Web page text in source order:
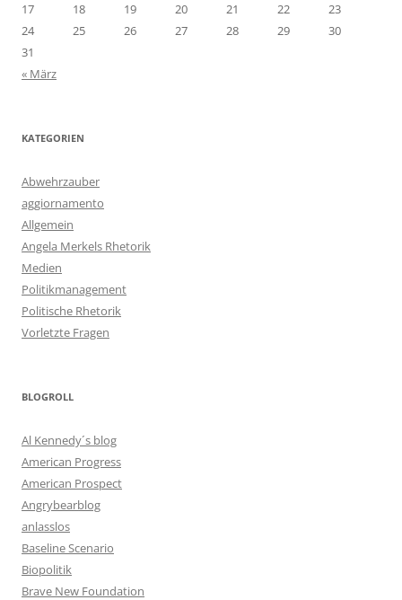
17
18 19 20 21 22
23
24
25 26 27 28 29
30
31
« März
KATEGORIEN
Abwehrzauber
aggiornamento
Allgemein
Angela Merkels Rhetorik
Medien
Politikmanagement
Politische Rhetorik
Vorletzte Fragen
BLOGROLL
Al Kennedy´s blog
American Progress
American Prospect
Angrybearblog
anlasslos
Baseline Scenario
Biopolitik
Brave New Foundation